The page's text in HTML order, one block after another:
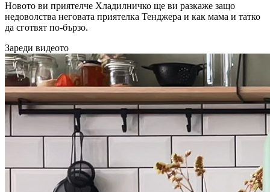
Новото ви приятелче Хладилничко ще ви разкаже защо
недоволства неговата приятелка Тенджера и как мама и татко
да сготвят по-бързо.
Зареди видеото